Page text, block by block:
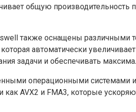
общую производительность
также оснащены различными
автоматически
задачи и обеспечивать
операционными системами
AVX2 и FMA3, которые